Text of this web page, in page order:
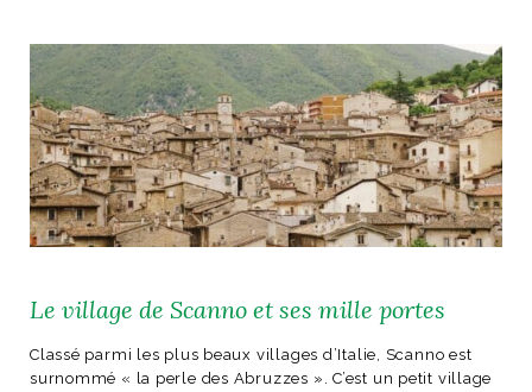
Le village de Scanno et ses mille portes
Classé parmi les plus beaux villages d’Italie, Scanno est
surnommé « la perle des Abruzzes ». C’est un petit village